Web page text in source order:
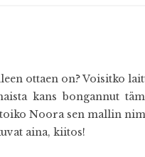
ottaen on? Voisitko
kans bongannut
Noora sen mallin
aina, kiitos!